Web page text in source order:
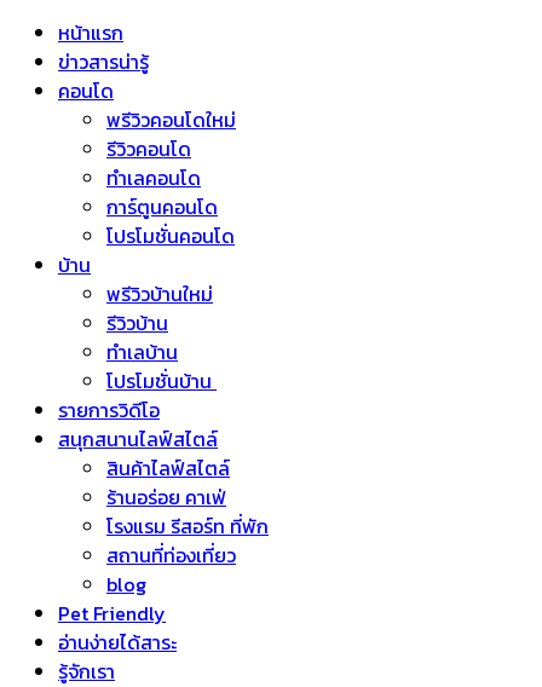
หน้าแรก
ข่าวสารน่ารู้
คอนโด
พรีวิวคอนโดใหม่
รีวิวคอนโด
ทำเลคอนโด
การ์ตูนคอนโด
โปรโมชั่นคอนโด
บ้าน
พรีวิวบ้านใหม่
รีวิวบ้าน
ทำเลบ้าน
โปรโมชั่นบ้าน
รายการวิดีโอ
สนุกสนานไลฟ์สไตล์
สินค้าไลฟ์สไตล์
ร้านอร่อย คาเฟ่
โรงแรม รีสอร์ท ที่พัก
สถานที่ท่องเที่ยว
blog
Pet Friendly
อ่านง่ายได้สาระ
รู้จักเรา